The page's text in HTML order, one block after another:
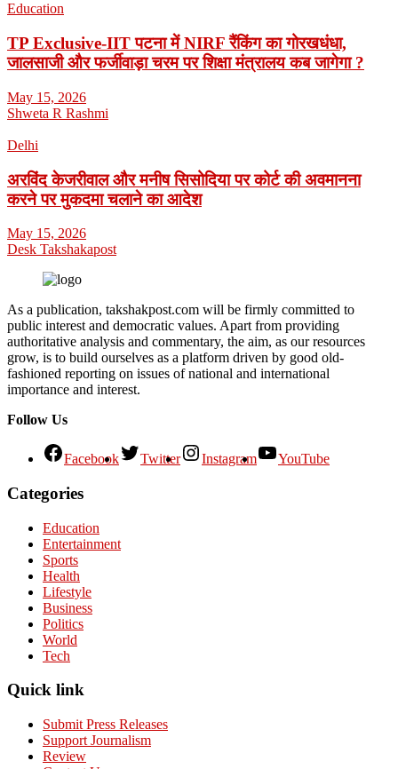
Education
TP Exclusive-IIT पटना में NIRF रैंकिंग का गोरखधंधा,
जालसाजी और फर्जीवाड़ा चरम पर शिक्षा मंत्रालय कब जागेगा ?
May 15, 2026
Shweta R Rashmi
Delhi
अरविंद केजरीवाल और मनीष सिसोदिया पर कोर्ट की अवमानना
करने पर मुकदमा चलाने का आदेश
May 15, 2026
Desk Takshakapost
As a publication, takshakpost.com will be firmly committed to
public interest and democratic values. Apart from providing
authoritative analysis and commentary, the aim, as our resources
grow, is to build ourselves as a platform driven by good old-
fashioned reporting on issues of national and international
importance and interest.
Follow Us
Facebook Twitter Instagram YouTube
Categories
Education
Entertainment
Sports
Health
Lifestyle
Business
Politics
World
Tech
Quick link
Submit Press Releases
Support Journalism
Review